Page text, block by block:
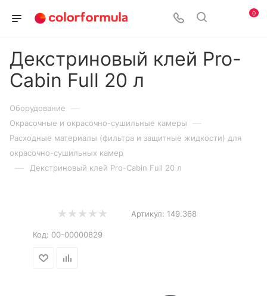
0
Декстриновый клей Pro-
Cabin Full 20 л
Оборудование —
Окрасочные и окрасочно-сушильные камеры —
Расходные материалы (фильтра и защитные жидкости) для
окрасочно-сушильных камер
— Декстриновый клей Pro-Cabin Full 20 л
Артикул: 149.368
Код: 00-00000829